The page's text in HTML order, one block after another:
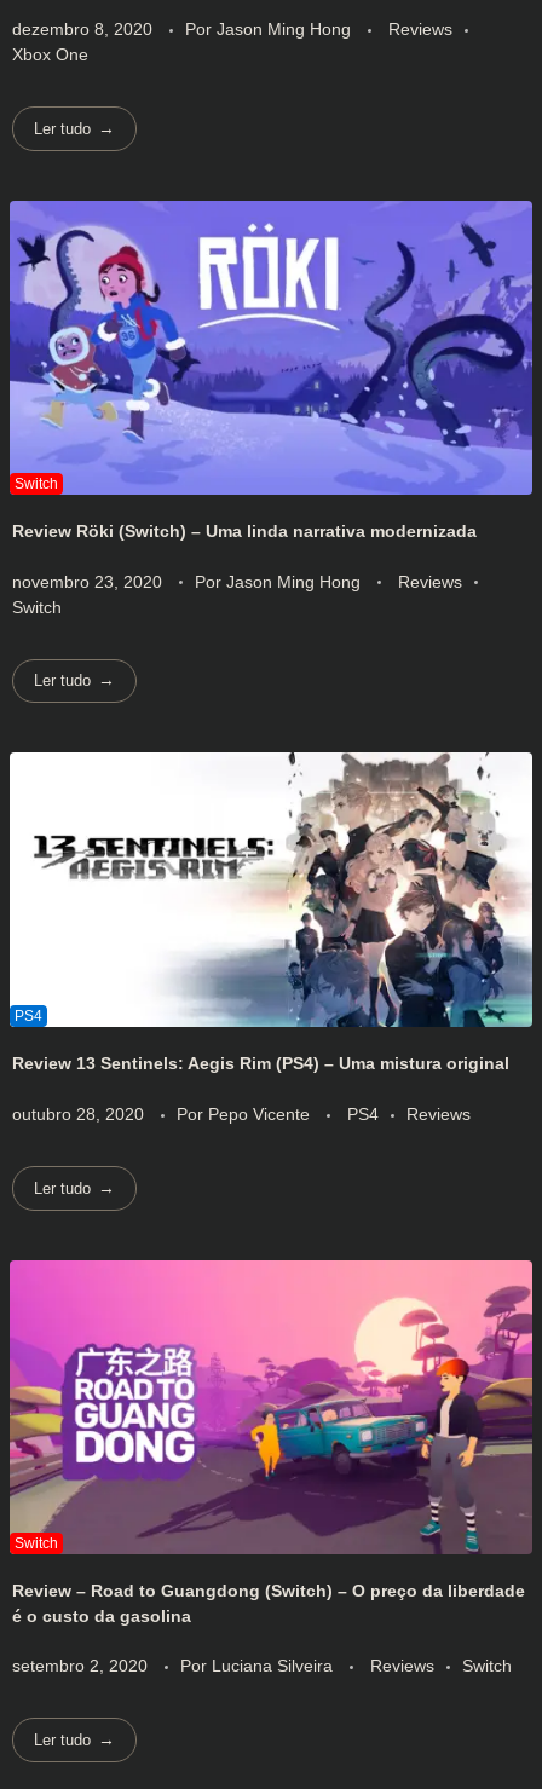
dezembro 8, 2020 Por Jason Ming Hong
Reviews
Xbox One
Ler tudo
Review Röki (Switch) – Uma linda narrativa modernizada
novembro 23, 2020 Por Jason Ming Hong
Reviews
Switch
Ler tudo
Review 13 Sentinels: Aegis Rim (PS4) – Uma mistura original
outubro 28, 2020 Por Pepo Vicente PS4 Reviews
Ler tudo
Review – Road to Guangdong (Switch) – O preço da liberdade
é o custo da gasolina
setembro 2, 2020 Por Luciana Silveira Reviews Switch
Ler tudo